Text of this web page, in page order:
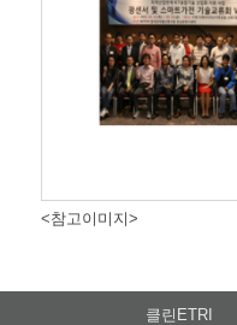
<참고이미지>
클린ETRI